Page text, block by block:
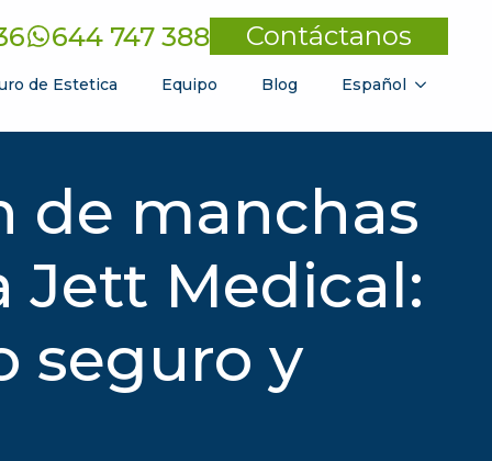
644 747 388 Contáctanos
de Estetica Equipo Blog Español
de manchas
Jett Medical:
seguro y